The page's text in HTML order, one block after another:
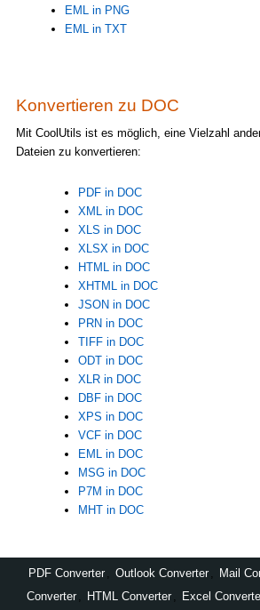
EML in PNG
EML in TXT
Konvertieren zu DOC
Mit CoolUtils ist es möglich, eine Vielzahl
Dateien zu konvertieren:
PDF in DOC
XML in DOC
XLS in DOC
XLSX in DOC
HTML in DOC
XHTML in DOC
JSON in DOC
PRN in DOC
TIFF in DOC
ODT in DOC
XLR in DOC
DBF in DOC
XPS in DOC
VCF in DOC
EML in DOC
MSG in DOC
P7M in DOC
MHT in DOC
PDF Converter Outlook Converter Mail
Converter
HTML Converter Excel